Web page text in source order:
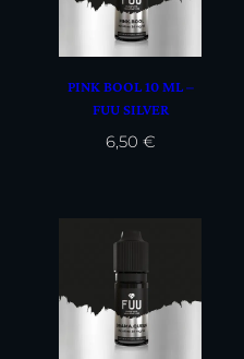
PINK BOOL 10 ML –
FUU SILVER
6,50 €